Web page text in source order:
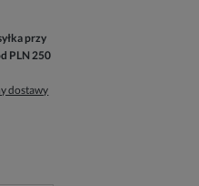
przy
PLN 250
płatności
dostawy